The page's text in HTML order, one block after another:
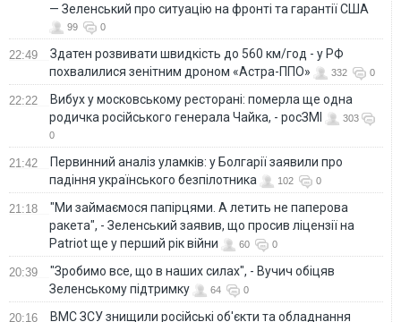
— Зеленський про ситуацію на фронті та гарантії США
99 0
22:49
Здатен розвивати швидкість до 560 км/год - у РФ
похвалилися зенітним дроном «Астра-ППО»
332 0
22:22
Вибух у московському ресторані: померла ще одна
родичка російського генерала Чайка, - росЗМІ
303
0
21:42
Первинний аналіз уламків: у Болгарії заявили про
падіння українського безпілотника
102 0
21:18
"Ми займаємося папірцями. А летить не паперова
ракета", - Зеленський заявив, що просив ліцензії на
Patriot ще у перший рік війни
60 0
20:39
"Зробимо все, що в наших силах", - Вучич обіцяв
Зеленському підтримку
64 0
20:16 ВМС ЗСУ знищили російські об'єкти та обладнання